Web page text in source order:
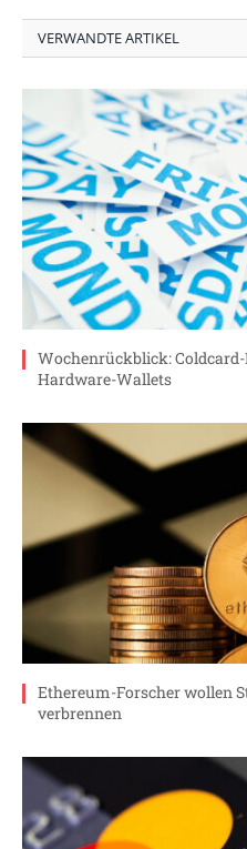
VERWANDTE ARTIKEL
Wochenrückblick:
Hardware-Wallets
Ethereum-Forscher wollen
verbrennen